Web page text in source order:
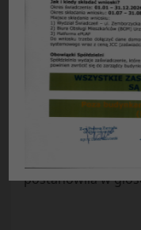
Rady
z
Rada
„Błonie”
postanowiła w